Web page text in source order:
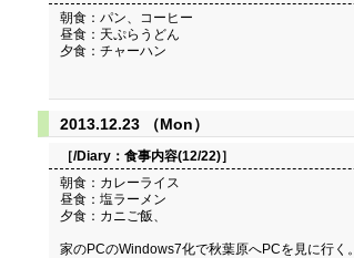
朝食：パン、コーヒー
昼食：天ぷらうどん
夕食：チャーハン
2013.12.23 （Mon）
［/Diary： 食事内容(12/22)］
朝食：カレーライス
昼食：塩ラーメン
夕食：カニご飯、
家のPCのWindows7化で秋葉原へPCを見に行く。